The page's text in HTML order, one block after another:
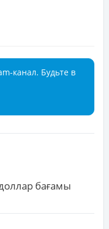
канал. Будьте в
бағамы